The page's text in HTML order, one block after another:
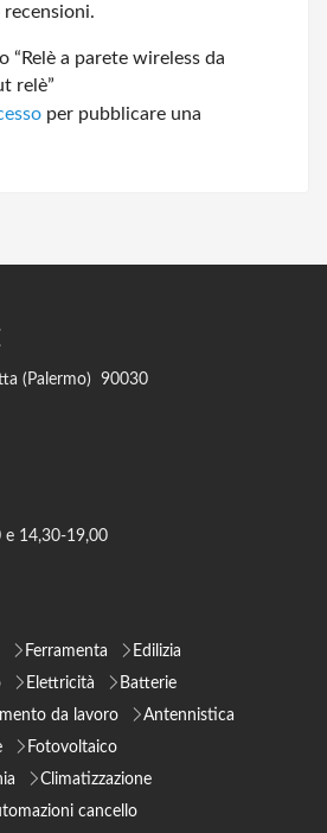
“Relè a parete wireless da
relè”
per pubblicare una
(Palermo) 90030
e 14,30-19,00
Ferramenta
Edilizia
Elettricità
Batterie
da lavoro
Antennistica
Fotovoltaico
Climatizzazione
cancello